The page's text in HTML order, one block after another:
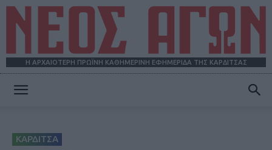
Η ΑΡΧΑΙΟΤΕΡΗ ΠΡΩΪΝΗ ΚΑΘΗΜΕΡΙΝΗ ΕΦΗΜΕΡΙΔΑ ΤΗΣ ΚΑΡΔΙΤΣΑΣ
ΚΑΡΔΙΤΣΑ